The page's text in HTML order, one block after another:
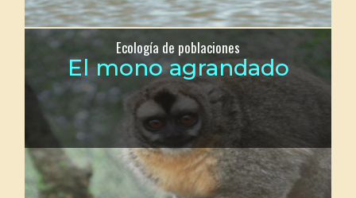
Ecología de poblaciones
El mono agrandado